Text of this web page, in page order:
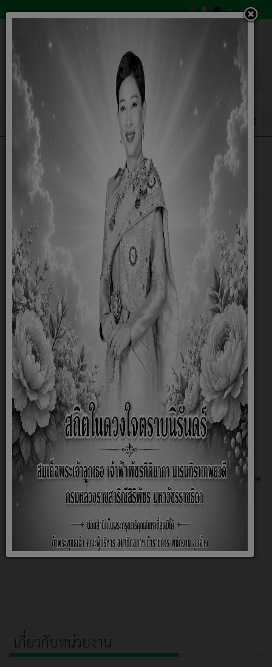
คู่มือ การขออนุญาตประกอบกิจการที่เป็น
09 มีนาคม 2566
คู่มือการให้บริการ การขออนุญาตประกอบกิจการที่เป็นอันตราย
เกี่ยวกับหน่วยงาน